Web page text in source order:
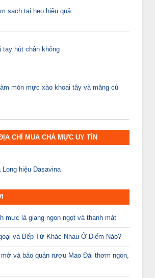
sạch tai heo hiệu quả
tay hút chân không
món mực xào khoai tây và măng củ
CHỈ MUA CHẢ MỰC UY TÍN
hiệu Dasavina
mực lá giang ngon ngọt và thanh mát
và Bếp Từ Khác Nhau Ở Điểm Nào?
và bảo quản rượu Mao Đài thơm ngon,